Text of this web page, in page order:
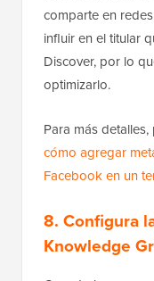
comparte en
influir en el titular
Discover, por lo
optimizarlo.
Para más
cómo agregar
Facebook en un
8. Configura
Knowledge